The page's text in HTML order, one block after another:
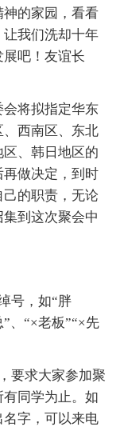
的家园，看看
我们洗却十年
吧！友谊长
将拟指定华东
西南区、东北
、韩日地区的
做决定，到时
的职责，无论
到这次聚会中
号，如“胖
、“×老板”“×先
要求大家参加聚
同学为止。如
字，可以来电